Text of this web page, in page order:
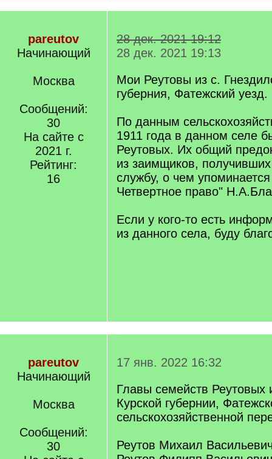
pareutov
Начинающий
Москва
Сообщений:
30
На сайте с
2021 г.
Рейтинг:
16
28 дек. 2021 19:12
28 дек. 2021 19:13
Мои Реутовы из с.
губерния, Фатежский уезд.
По данным
1911 года в данном селе
Реутовых. Их общий
из заимщиков,
службу, о чем упоминается
Четвертное право"
Если у кого-то есть
из данного села, буду
pareutov
Начинающий
Москва
Сообщений:
30
17 янв. 2022 16:32
Главы семейств Реутовых
Курской губернии,
сельскохозяйственной
Реутов Михаил